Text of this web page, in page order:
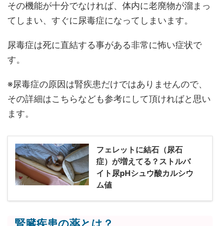
その機能が十分でなければ、体内に老廃物が溜まっ
てしまい、すぐに尿毒症になってしまいます。
尿毒症は死に直結する事がある非常に怖い症状で
す。
※尿毒症の原因は腎疾患だけではありませんので、
その詳細はこちらなども参考にして頂ければと思い
ます。
フェレットに結石（尿石
症）が増えてる？ストルバ
イト尿pHシュウ酸カルシウ
ム値